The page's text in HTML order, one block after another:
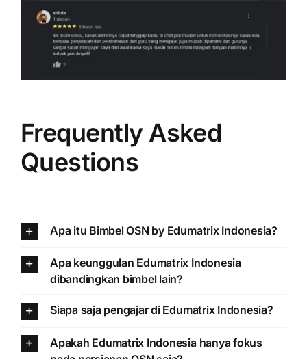
Frequently Asked
Questions
Apa itu Bimbel OSN by Edumatrix Indonesia?
Apa keunggulan Edumatrix Indonesia
dibandingkan bimbel lain?
Siapa saja pengajar di Edumatrix Indonesia?
Apakah Edumatrix Indonesia hanya fokus